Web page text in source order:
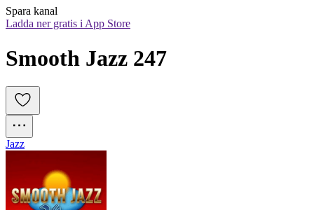
Spara kanal
Ladda ner gratis i App Store
Smooth Jazz 247
Jazz